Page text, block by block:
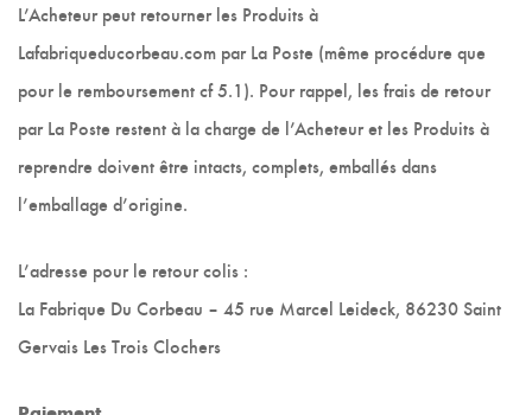
L’Acheteur peut retourner les Produits à
Lafabriqueducorbeau.com par La Poste (même procédure que
pour le remboursement cf 5.1). Pour rappel, les frais de retour
par La Poste restent à la charge de l’Acheteur et les Produits à
reprendre doivent être intacts, complets, emballés dans
l’emballage d’origine.
L’adresse pour le retour colis :
La Fabrique Du Corbeau – 45 rue Marcel Leideck, 86230 Saint
Gervais Les Trois Clochers